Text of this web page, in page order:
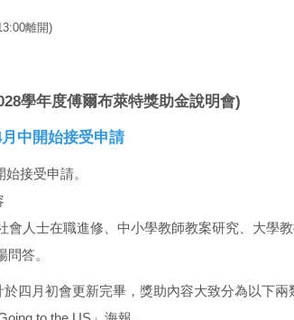
離開)
學年度傅爾布萊特獎助金說明會)
中開始接受申請
接受申請。
人士在職進修、中小學教師教案研究、大學教
答。
四月初會更新完畢，獎助內容大致分為以下兩